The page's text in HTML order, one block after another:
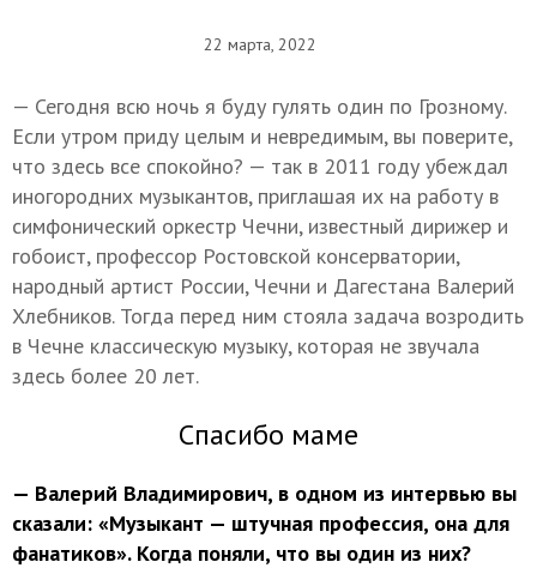
22 марта, 2022
— Сегодня всю ночь я буду гулять один по Грозному.
Если утром приду целым и невредимым, вы поверите,
что здесь все спокойно? — так в 2011 году убеждал
иногородних музыкантов, приглашая их на работу в
симфонический оркестр Чечни, известный дирижер и
гобоист, профессор Ростовской консерватории,
народный артист России, Чечни и Дагестана Валерий
Хлебников. Тогда перед ним стояла задача возродить
в Чечне классическую музыку, которая не звучала
здесь более 20 лет.
Спасибо маме
— Валерий Владимирович, в одном из интервью вы
сказали: «Музыкант — штучная профессия, она для
фанатиков». Когда поняли, что вы один из них?